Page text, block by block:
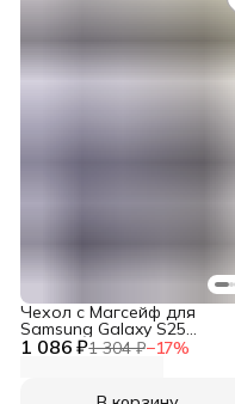
1 086 ₽1 304 ₽−17%
Чехол с Магсейф для
Samsung Galaxy S25
прозрачный матовый с